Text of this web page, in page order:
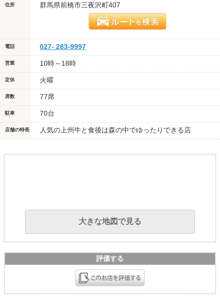
住所 群馬県前橋市三夜沢町407
電話 027- 283-9997
営業 10時～18時
定休 火曜
席数 77席
駐車 70台
店舗の特長 人気の上州牛と食後は森の中でゆったりできる店
大きな地図で見る
評価する